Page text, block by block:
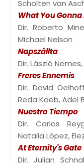
Scholten van
What You Gonna
Dir. Roberto
Michael Nelson
Napszállta
Dir. László
Freres Ennemis
Dir. David
Reda Kaeb, Adel
Nuestro Tiempo
Dir. Carlos
Natalia López,
At Eternity's Gate
Dir. Julian